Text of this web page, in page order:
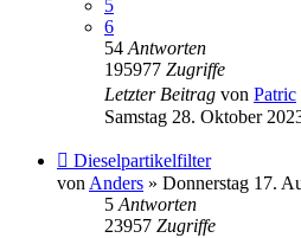
5
6
54Antworten
195977 Zugriffe
Letzter Beitrag von Patric
Samstag 28. Oktober
Dieselpartikelfilter
vonAnders » Donnerstag 17.
5Antworten
23957 Zugriffe